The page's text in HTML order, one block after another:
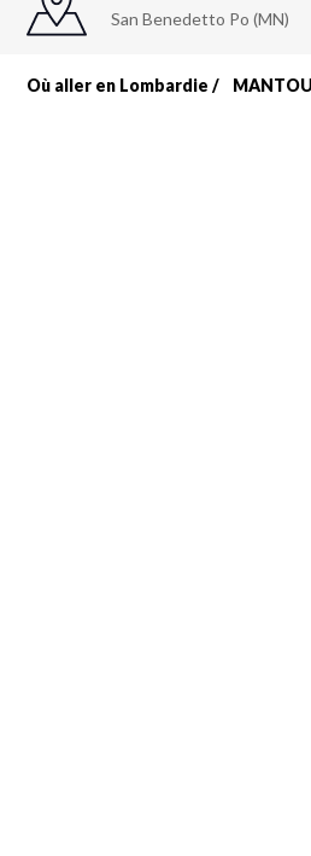
San Benedetto Po (MN)
Où aller en Lombardie